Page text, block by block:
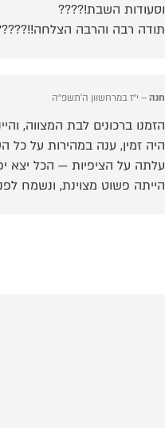
וסעודות השבת!????
תודה רבה והרבה
חנה– י״ז במרחשוון ה׳תשפ״ה
הזמנו ברכונים לבת המצווה,
היה זמין, ענה במהירות על כל
עלתה על הציפיות — הכל יצא
הייתה פשוט מצוינת, ונשמח